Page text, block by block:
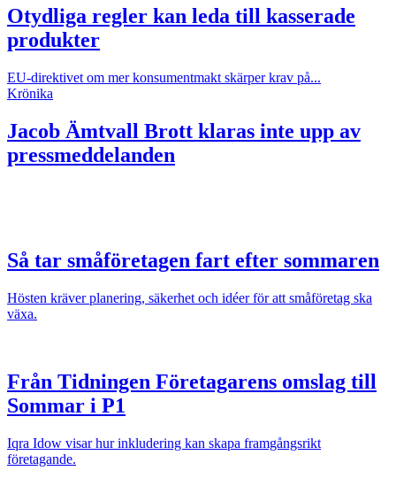
Otydliga regler kan leda till kasserade
produkter
EU-direktivet om mer konsumentmakt skärper krav på...
Krönika
Jacob Ämtvall Brott klaras inte upp av
pressmeddelanden
Så tar småföretagen fart efter sommaren
Hösten kräver planering, säkerhet och idéer för att småföretag ska
växa.
Från Tidningen Företagarens omslag till
Sommar i P1
Iqra Idow visar hur inkludering kan skapa framgångsrikt
företagande.